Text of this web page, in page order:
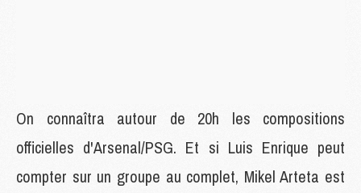
On connaîtra autour de 20h les compositions
officielles d'Arsenal/PSG. Et si Luis Enrique peut
compter sur un groupe au complet, Mikel Arteta est